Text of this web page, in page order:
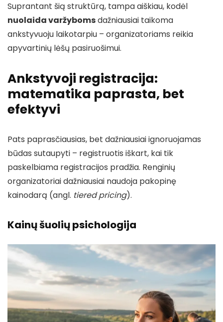
Suprantant šią struktūrą, tampa aiškiau, kodėl
nuolaida varžybomsdažniausiai taikoma
ankstyvuoju laikotarpiu – organizatoriams reikia
apyvartinių lėšų pasiruošimui.
Ankstyvoji registracija:
matematika paprasta, bet
efektyvi
Pats paprasčiausias, bet dažniausiai ignoruojamas
būdas sutaupyti – registruotis iškart, kai tik
paskelbiama registracijos pradžia. Renginių
organizatoriai dažniausiai naudoja pakopinę
kainodarą (angl. tiered pricing).
Kainų šuolių psichologija